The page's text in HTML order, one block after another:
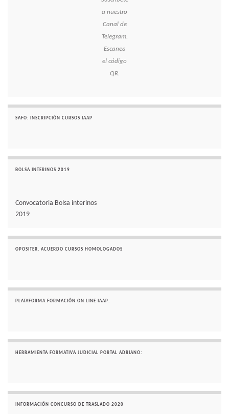
a nuestro
Canal de
Telegram.
Escanea
el código
QR.
SAFO: INSCRIPCIÓN CURSOS IAAP
BOLSA INTERINOS 2019
Convocatoria Bolsa interinos
2019
OPOSITER. ACUERDO CURSOS HOMOLOGADOS
PLATAFORMA FORMACIÓN ON LINE IAAP:
HERRAMIENTA FORMATIVA JUDICIAL PORTAL ADRIANO:
INFORMACIÓN CONCURSO DE TRASLADO 2020